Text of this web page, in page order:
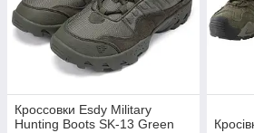
Кроссовки Esdy Military
Hunting Boots SK-13 Green